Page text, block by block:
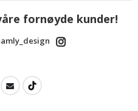
fornøyde kunder!